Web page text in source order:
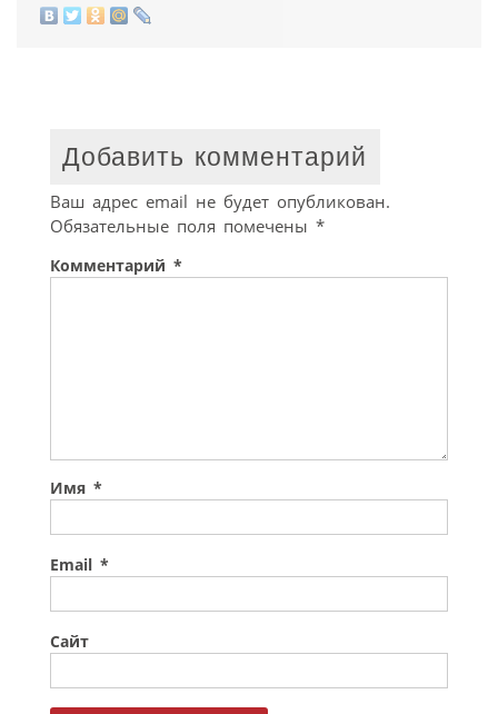
Добавить комментарий
Ваш адрес email не будет опубликован.
Обязательные поля помечены *
Комментарий *
Имя *
Email *
Сайт